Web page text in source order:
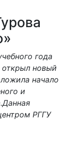
года
открыл новый
начало
и
РГГУ